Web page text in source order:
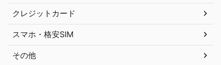
クレジットカード
スマホ・格安SIM
その他